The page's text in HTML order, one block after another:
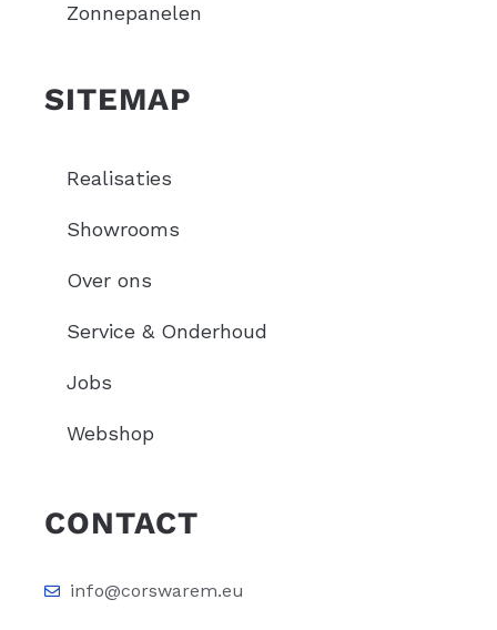
Zonnepanelen
SITEMAP
Realisaties
Showrooms
Over ons
Service & Onderhoud
Jobs
Webshop
CONTACT
info@corswarem.eu